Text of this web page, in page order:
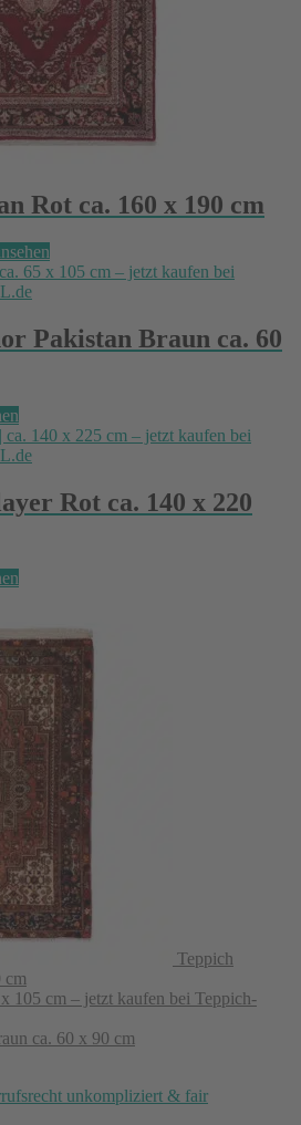
Rot ca. 160 x 190 cm
Pakistan Braun ca. 60
Rot ca. 140 x 220
Teppich
cm
ca. 60 x 90 cm
unkompliziert & fair